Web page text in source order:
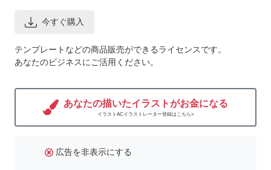
今すぐ購入
テンプレートなどの商品販売ができるライセンスです。
あなたのビジネスにご活用ください。
あなたの描いたイラストがお金になる
イラストACイラストレーター登録はこちら>
広告を非表示にする